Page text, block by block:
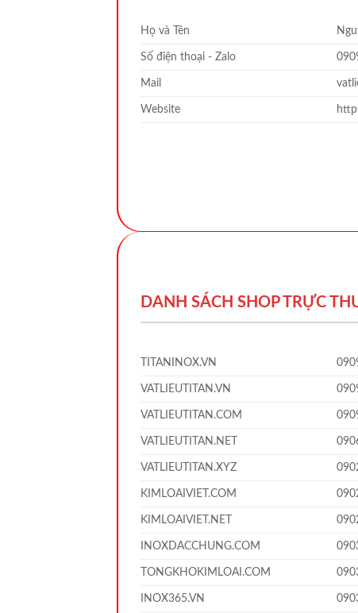
Họ và Tên
Số điện thoại - Zalo
Mail
Website
DANH SÁCH SHOP TRỰC
TITANINOX.VN
VATLIEUTITAN.VN
VATLIEUTITAN.COM
VATLIEUTITAN.NET
VATLIEUTITAN.XYZ
KIMLOAIVIET.COM
KIMLOAIVIET.NET
INOXDACCHUNG.COM
TONGKHOKIMLOAI.COM
INOX365.VN